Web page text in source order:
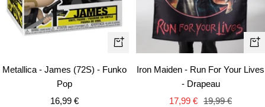
Ajouter
au
Metallica - James (72S) - Funko
Pop
Prix
16,99 €
Iron Maiden - Run For Your Lives
- Drapeau
Prix
17,99 € Prix
19,99 €